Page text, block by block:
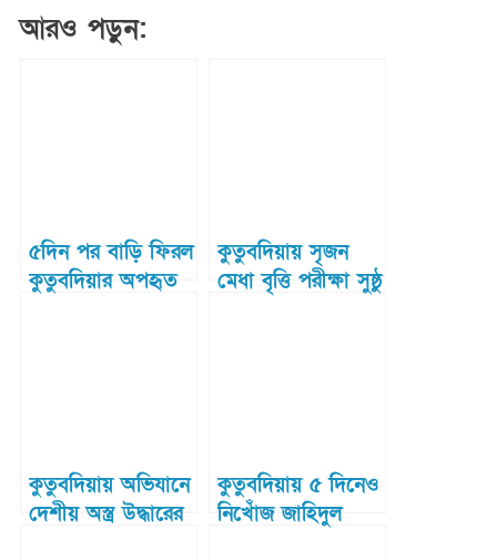
আরও পড়ুন:
৫দিন পর বাড়ি ফিরল
কুতুবদিয়ার অপহৃত
কুতুবদিয়ায় সৃজন
মেধা বৃত্তি পরীক্ষা সুষ্ঠু
কুতুবদিয়ায় অভিযানে
দেশীয় অস্ত্র উদ্ধারের
কুতুবদিয়ায় ৫ দিনেও
নিখোঁজ জাহিদুল